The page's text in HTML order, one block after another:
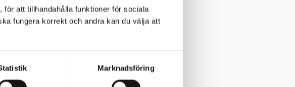
att tillhandahålla funktioner för sociala
fungera korrekt och andra kan du välja att
Marknadsföring
De
till